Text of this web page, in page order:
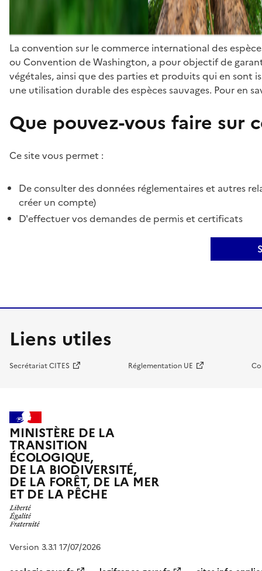
La convention sur le commerce international des
ou Convention de Washington, a pour objectif de
végétales, ainsi que des parties et produits qui en sont
une utilisation durable des espèces sauvages. Pour en
Que pouvez-vous faire sur
Ce site vous permet :
De consulter des données réglementaires et autres
créer un compte)
D'effectuer vos demandes de permis et certificats
Liens utiles
Secrétariat CITES Réglementation UE
MINISTÈRE DE LA
TRANSITION
ÉCOLOGIQUE,
DE LA BIODIVERSITÉ,
DE LA FORÊT, DE LA MER
ET DE LA PÊCHE
Version 3.3.1 17/07/2026